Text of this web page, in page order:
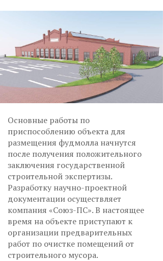
Основные работы по
приспособлению объекта для
размещения фудмолла начнутся
после получения положительного
заключения государственной
строительной экспертизы.
Разработку научно-проектной
документации осуществляет
компания «Союз-ПС». В настоящее
время на объекте приступают к
организации предварительных
работ по очистке помещений от
строительного мусора.